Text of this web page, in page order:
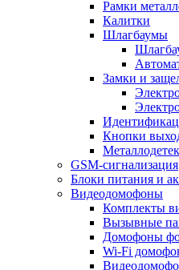
Рамки
Калитки
Шлагбаумы
Замки и
Кнопки
GSM-сигнализация
Блоки питания и
Видеодомофоны
Комплекты
Вызывные
Домофоны
Wi-Fi